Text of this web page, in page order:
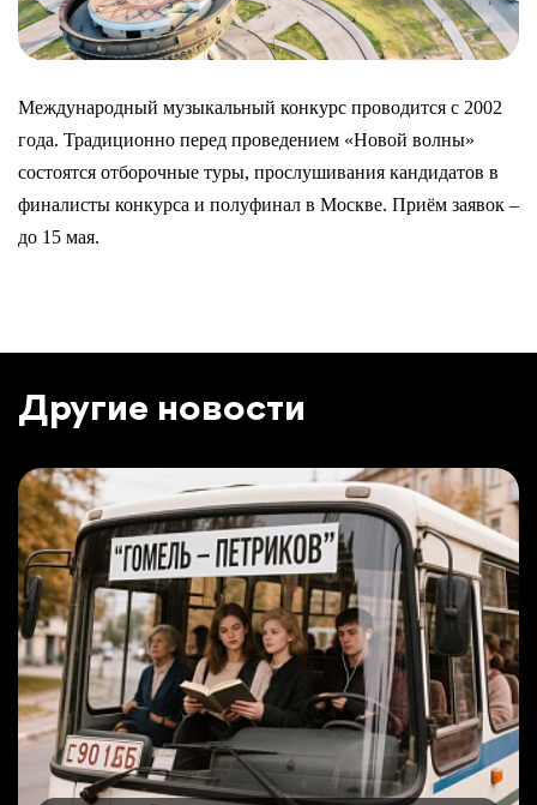
Международный музыкальный конкурс проводится с 2002
года. Традиционно перед проведением «Новой волны»
состоятся отборочные туры, прослушивания кандидатов в
финалисты конкурса и полуфинал в Москве. Приём заявок –
до 15 мая.
Другие новости